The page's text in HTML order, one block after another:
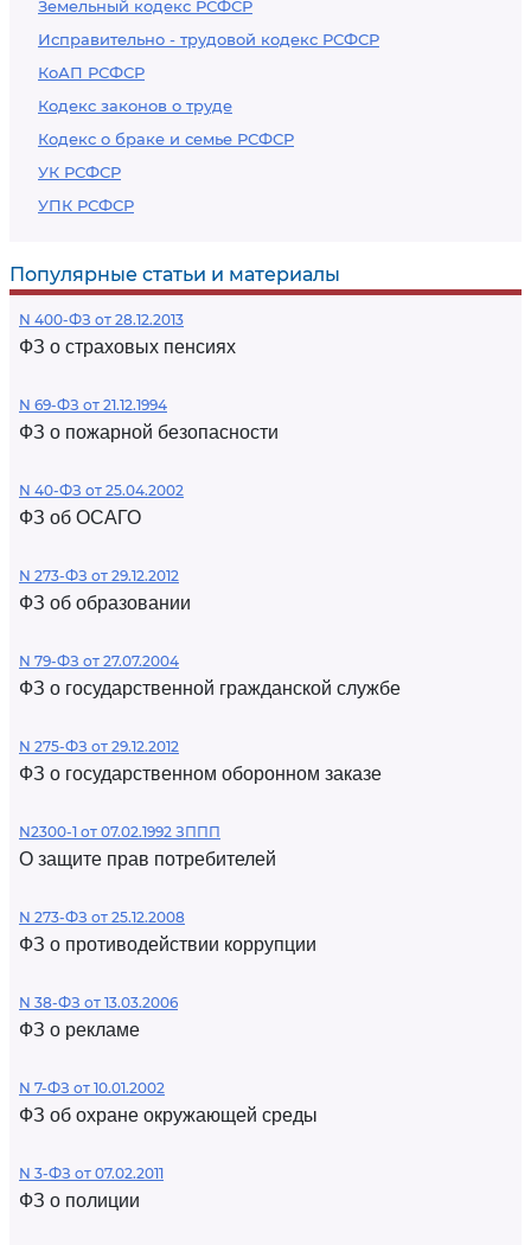
Земельный кодекс РСФСР
Исправительно - трудовой кодекс РСФСР
КоАП РСФСР
Кодекс законов о труде
Кодекс о браке и семье РСФСР
УК РСФСР
УПК РСФСР
Популярные статьи и материалы
N 400-ФЗ от 28.12.2013
ФЗ о страховых пенсиях
N 69-ФЗ от 21.12.1994
ФЗ о пожарной безопасности
N 40-ФЗ от 25.04.2002
ФЗ об ОСАГО
N 273-ФЗ от 29.12.2012
ФЗ об образовании
N 79-ФЗ от 27.07.2004
ФЗ о государственной гражданской службе
N 275-ФЗ от 29.12.2012
ФЗ о государственном оборонном заказе
N2300-1 от 07.02.1992 ЗППП
О защите прав потребителей
N 273-ФЗ от 25.12.2008
ФЗ о противодействии коррупции
N 38-ФЗ от 13.03.2006
ФЗ о рекламе
N 7-ФЗ от 10.01.2002
ФЗ об охране окружающей среды
N 3-ФЗ от 07.02.2011
ФЗ о полиции